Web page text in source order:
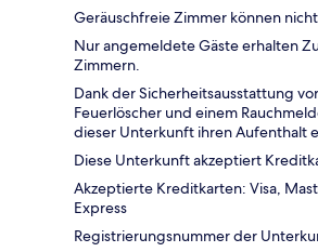
Geräuschfreie Zimmer können
Nur angemeldete Gäste erhalten
Zimmern.
Dank der Sicherheitsausstattung
Feuerlöscher und einem
dieser Unterkunft ihren Aufenthalt
Diese Unterkunft akzeptiert
Akzeptierte Kreditkarten: Visa,
Express
Registrierungsnummer der